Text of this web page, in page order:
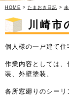
HOME > たまおき日記 >
川崎市
個人様の一戸建て住
作業内容としては
装、外壁塗装、
各所窓廻りのシー